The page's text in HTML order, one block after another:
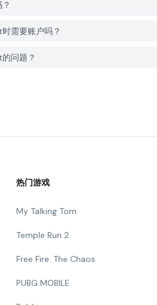
需要账户吗？
问题？
热门游戏
My Talking Tom
Temple Run 2
Free Fire: The Chaos
PUBG MOBILE